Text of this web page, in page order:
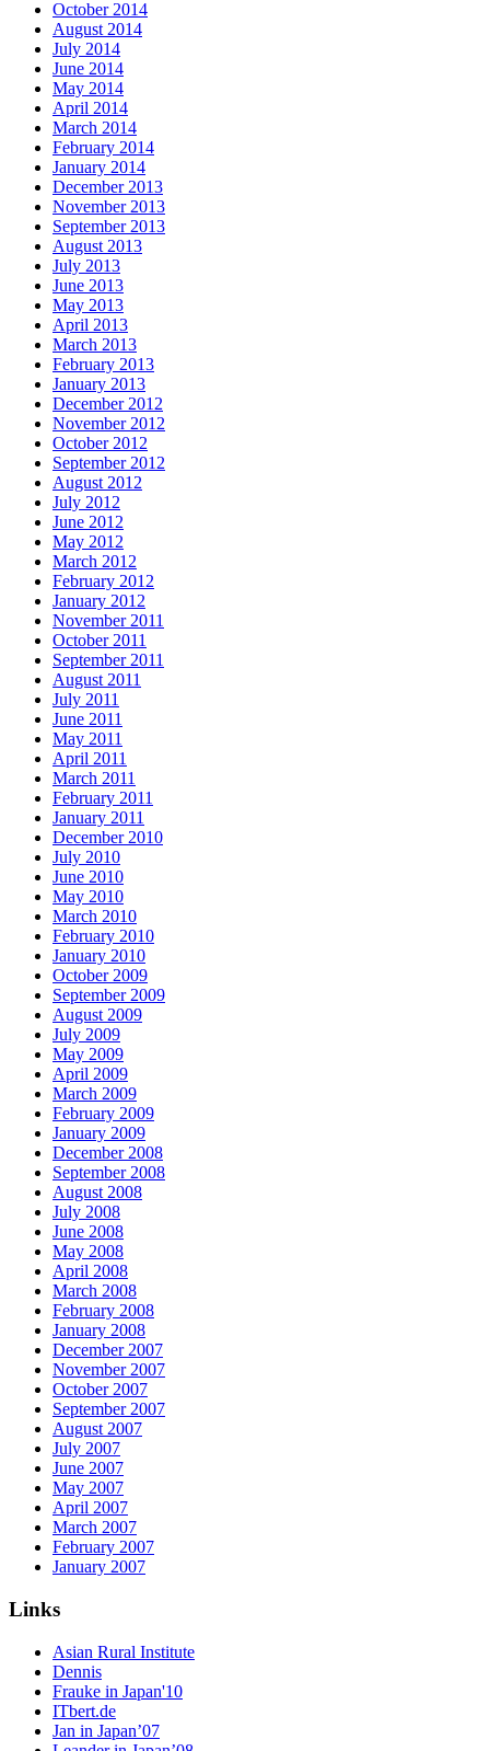
October 2014
August 2014
July 2014
June 2014
May 2014
April 2014
March 2014
February 2014
January 2014
December 2013
November 2013
September 2013
August 2013
July 2013
June 2013
May 2013
April 2013
March 2013
February 2013
January 2013
December 2012
November 2012
October 2012
September 2012
August 2012
July 2012
June 2012
May 2012
March 2012
February 2012
January 2012
November 2011
October 2011
September 2011
August 2011
July 2011
June 2011
May 2011
April 2011
March 2011
February 2011
January 2011
December 2010
July 2010
June 2010
May 2010
March 2010
February 2010
January 2010
October 2009
September 2009
August 2009
July 2009
May 2009
April 2009
March 2009
February 2009
January 2009
December 2008
September 2008
August 2008
July 2008
June 2008
May 2008
April 2008
March 2008
February 2008
January 2008
December 2007
November 2007
October 2007
September 2007
August 2007
July 2007
June 2007
May 2007
April 2007
March 2007
February 2007
January 2007
Links
Asian Rural Institute
Dennis
Frauke in Japan'10
ITbert.de
Jan in Japan’07